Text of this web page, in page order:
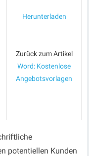
Herunterladen
Zurück zum Artikel
Word: Kostenlose
Angebotsvorlagen
potentiellen Kunden